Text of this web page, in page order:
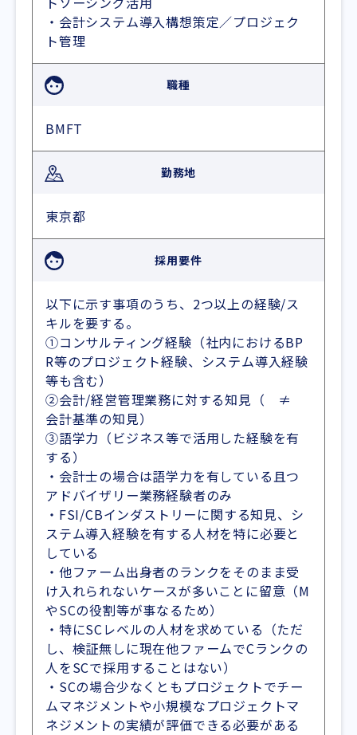
・会計システム導入構想策定／プロジェク
ト管理
職種
BMFT
勤務地
東京都
採用要件
以下に示す事項のうち、2つ以上の経験/ス
キルを要する。
①コンサルティング経験（社内におけるBP
R等のプロジェクト経験、システム導入経験
等も含む）
②会計/経営管理業務に対する知見（ ≠
会計基準の知見）
③語学力（ビジネス等で活用した経験を有
する）
・会計士の場合は語学力を有している且つ
アドバイザリー業務経験者のみ
・FSI/CBインダストリーに関する知見、シ
ステム導入経験を有する人材を特に必要と
している
・他ファーム出身者のランクをそのまま受
け入れられないケースが多いことに留意（M
やSCの役割等が事なるため）
・特にSCレベルの人材を求めている（ただ
し、検証無しに現在他ファームでCランクの
人をSCで採用することはない）
・SCの場合少なくともプロジェクトでチー
ムマネジメントや小規模なプロジェクトマ
ネジメントの実績が評価できる必要がある